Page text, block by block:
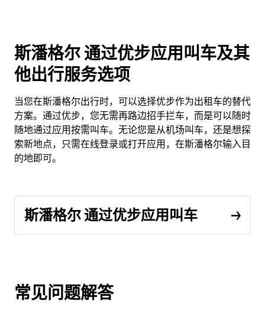
斯潘格尔 通过优步应用叫车及其
他出行服务选项
当您在斯潘格尔出行时，可以选择优步作为出租车的替代
方案。通过优步，您无需再路边招手拦车，而是可以随时
随地通过应用按需叫车。无论您是从机场叫车，还是想探
索新地点，只需在线登录或打开应用，在斯潘格尔输入目
的地即可。
斯潘格尔 通过优步应用叫车
常见问题解答